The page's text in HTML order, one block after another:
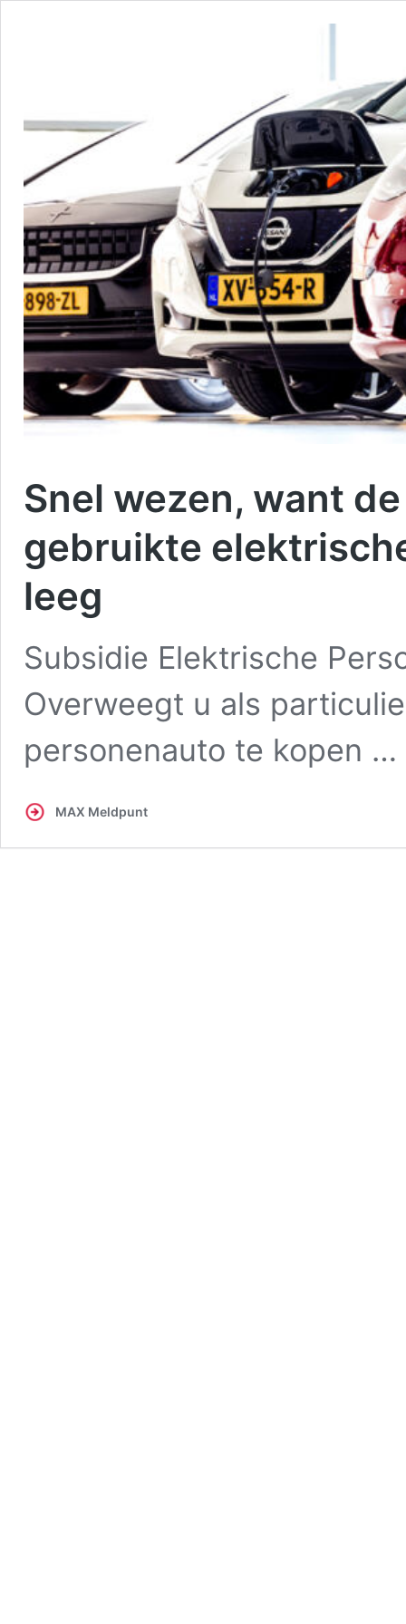
Snel wezen, want
gebruikte
leeg
Subsidie Elektrische
Overweegt u als
personenauto te kopen …
MAX Meldpunt